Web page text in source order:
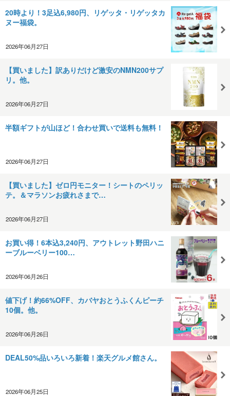
20時より！3足込6,980円、リゲッタ・リゲッタカ
ヌー福袋。
2026年06月27日
【買いました】訳ありだけど激安のNMN200サプ
リ。他。
2026年06月27日
半額ギフトが山ほど！合わせ買いで送料も無料！
2026年06月27日
【買いました】ゼロ円モニター！シートのペリッ
テ。＆マラソンお疲れさまで…
2026年06月27日
お買い得！6本込3,240円、アウトレット野田ハニ
ーブルーベリー100…
2026年06月26日
値下げ！約66%OFF、カバヤおとうふくんピーチ
10個。他。
2026年06月26日
DEAL50%品いろいろ新着！楽天グルメ館さん。
2026年06月25日